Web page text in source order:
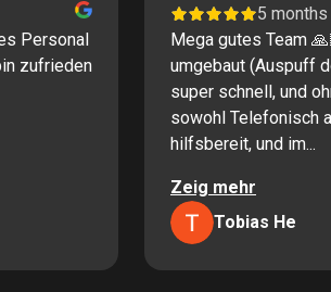
Personal
zufrieden
5 months
Mega gutes Team
umgebaut (Auspuff
super schnell, und
sowohl Telefonisch
hilfsbereit, und im...
Zeig mehr
Tobias He